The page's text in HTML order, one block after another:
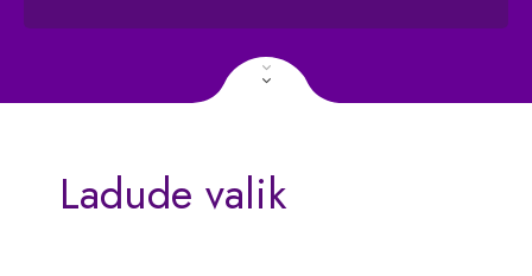
Ladude valik